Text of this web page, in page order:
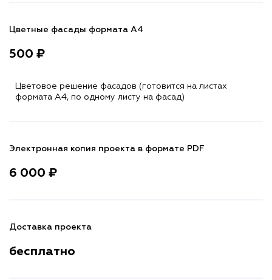
Цветные фасады формата А4
500 ₽
Цветовое решение фасадов (готовится на листах
формата A4, по одному листу на фасад)
Электронная копия проекта в формате PDF
6 000 ₽
Доставка проекта
бесплатно